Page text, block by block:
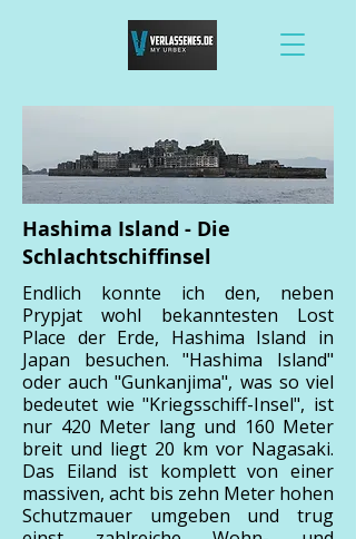
Hashima Island - Die
Schlachtschiffinsel
Endlich konnte ich den, neben
Prypjat wohl bekanntesten Lost
Place der Erde, Hashima Island in
Japan besuchen. "Hashima Island"
oder auch "Gunkanjima", was so viel
bedeutet wie "Kriegsschiff-Insel", ist
nur 420 Meter lang und 160 Meter
breit und liegt 20 km vor Nagasaki.
Das Eiland ist komplett von einer
massiven, acht bis zehn Meter hohen
Schutzmauer umgeben und trug